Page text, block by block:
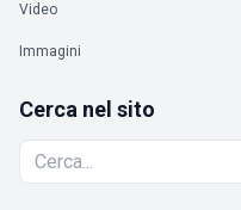
Video
Immagini
Cerca nel sito